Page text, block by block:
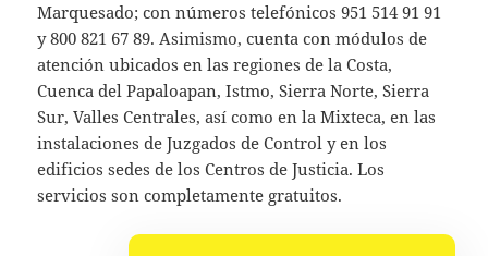
Marquesado; con números telefónicos 951 514 91 91
y 800 821 67 89. Asimismo, cuenta con módulos de
atención ubicados en las regiones de la Costa,
Cuenca del Papaloapan, Istmo, Sierra Norte, Sierra
Sur, Valles Centrales, así como en la Mixteca, en las
instalaciones de Juzgados de Control y en los
edificios sedes de los Centros de Justicia. Los
servicios son completamente gratuitos.